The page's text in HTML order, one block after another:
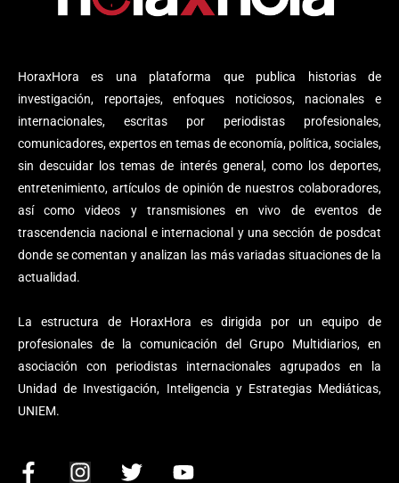
HoraxHora es una plataforma que publica historias de
investigación, reportajes, enfoques noticiosos, nacionales e
internacionales, escritas por periodistas profesionales,
comunicadores, expertos en temas de economía, política, sociales,
sin descuidar los temas de interés general, como los deportes,
entretenimiento, artículos de opinión de nuestros colaboradores,
así como videos y transmisiones en vivo de eventos de
trascendencia nacional e internacional y una sección de posdcat
donde se comentan y analizan las más variadas situaciones de la
actualidad.
La estructura de HoraxHora es dirigida por un equipo de
profesionales de la comunicación del Grupo Multidiarios, en
asociación con periodistas internacionales agrupados en la
Unidad de Investigación, Inteligencia y Estrategias Mediáticas,
UNIEM.
F
I
T
Y